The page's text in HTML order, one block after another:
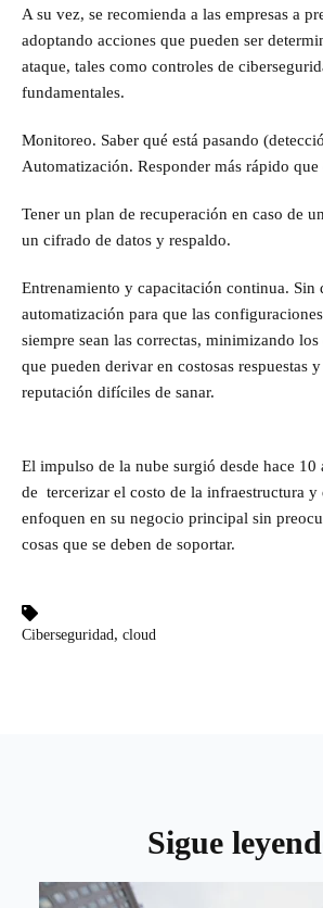
A su vez, se recomienda a las empresas a
adoptando acciones que pueden ser
ataque, tales como controles de
fundamentales.
Monitoreo. Saber qué está pasando
Automatización. Responder más rápido que
Tener un plan de recuperación en caso de
un cifrado de datos y respaldo.
Entrenamiento y capacitación continua. Sin
automatización para que las
siempre sean las correctas, minimizando
que pueden derivar en costosas respuestas
reputación difíciles de sanar.
El impulso de la nube surgió desde hace
de tercerizar el costo de la infraestructura y
enfoquen en su negocio principal sin
cosas que se deben de soportar.
Ciberseguridad, cloud
Sigue